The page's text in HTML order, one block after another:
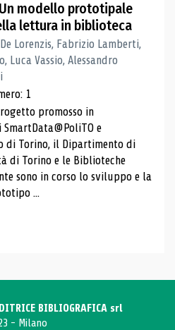
modello prototipale
lettura in biblioteca
Lorenzis, Fabrizio Lamberti,
Luca Vassio, Alessandro
1
promosso in
e
di Torino, il Dipartimento di
di Torino e le Biblioteche
sono in corso lo sviluppo e la
...
BIBLIOGRAFICA srl
- Milano